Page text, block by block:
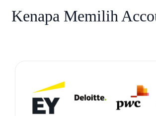
Kenapa Memilih